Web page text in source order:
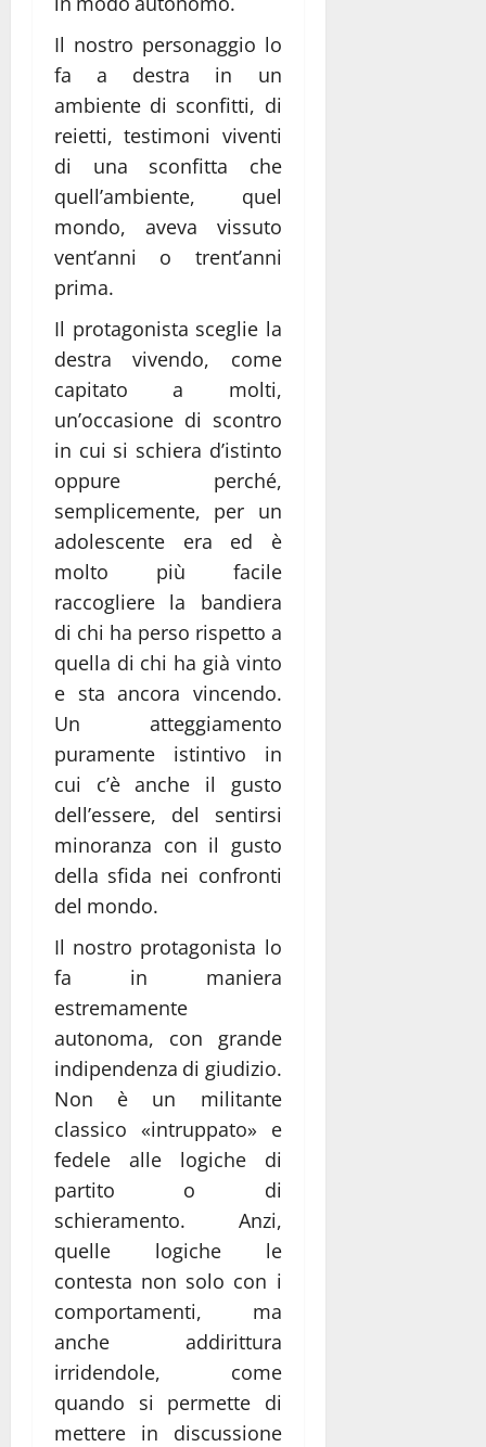
Il nostro personaggio lo
fa a destra in un
ambiente di sconfitti, di
reietti, testimoni viventi
di una sconfitta che
quell’ambiente, quel
mondo, aveva vissuto
vent’anni o trent’anni
prima.
Il protagonista sceglie la
destra vivendo, come
capitato a molti,
un’occasione di scontro
in cui si schiera d’istinto
oppure perché,
semplicemente, per un
adolescente era ed è
molto più facile
raccogliere la bandiera
di chi ha perso rispetto a
quella di chi ha già vinto
e sta ancora vincendo.
Un atteggiamento
puramente istintivo in
cui c’è anche il gusto
dell’essere, del sentirsi
minoranza con il gusto
della sfida nei confronti
del mondo.
Il nostro protagonista lo
fa in maniera
estremamente
autonoma, con grande
indipendenza di giudizio.
Non è un militante
classico «intruppato» e
fedele alle logiche di
partito o di
schieramento. Anzi,
quelle logiche le
contesta non solo con i
comportamenti, ma
anche addirittura
irridendole, come
quando si permette di
mettere in discussione